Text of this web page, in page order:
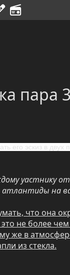
пара 3
его эскиз в
уастнику
атлантиды на
что она
не более
же в
из стекла.